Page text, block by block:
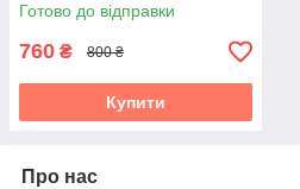
Готово до відправки
760 ₴ 800 ₴
Купити
Про нас